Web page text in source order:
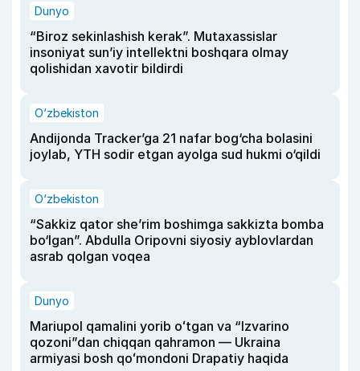
Dunyo
“Biroz sekinlashish kerak”. Mutaxassislar
insoniyat sun’iy intellektni boshqara olmay
qolishidan xavotir bildirdi
O‘zbekiston
Andijonda Tracker’ga 21 nafar bog‘cha bolasini
joylab, YTH sodir etgan ayolga sud hukmi o‘qildi
O‘zbekiston
“Sakkiz qator she’rim boshimga sakkizta bomba
bo‘lgan”. Abdulla Oripovni siyosiy ayblovlardan
asrab qolgan voqea
Dunyo
Mariupol qamalini yorib oʻtgan va “Izvarino
qozoni”dan chiqqan qahramon — Ukraina
armiyasi bosh qoʻmondoni Drapatiy haqida